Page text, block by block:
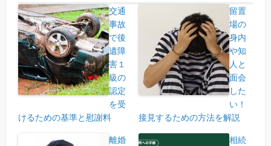
交通
事故
で後
遺障
害１
級の
認定
を受
けるための基準と慰謝料
留置
場の
身内
や知
人と
面会
した
い！
接見するための方法を解説
離婚
相続